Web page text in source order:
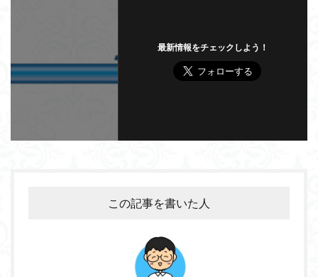
最新情報をチェックしよう！
この記事を書いた人